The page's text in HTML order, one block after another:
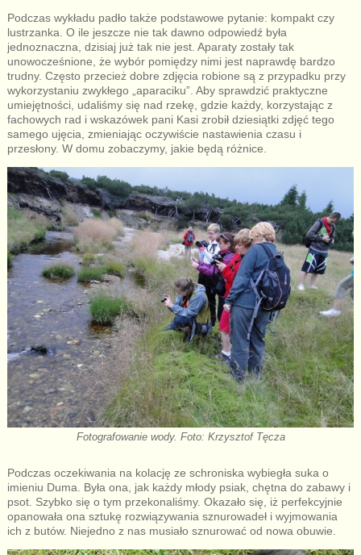
Podczas wykładu padło także podstawowe pytanie: kompakt czy
lustrzanka. O ile jeszcze nie tak dawno odpowiedź była
jednoznaczna, dzisiaj już tak nie jest. Aparaty zostały tak
unowocześnione, że wybór pomiędzy nimi jest naprawdę bardzo
trudny. Często przecież dobre zdjęcia robione są z przypadku przy
wykorzystaniu zwykłego „aparaciku”. Aby sprawdzić praktyczne
umiejętności, udaliśmy się nad rzekę, gdzie każdy, korzystając z
fachowych rad i wskazówek pani Kasi zrobił dziesiątki zdjęć tego
samego ujęcia, zmieniając oczywiście nastawienia czasu i
przesłony. W domu zobaczymy, jakie będą różnice.
Fotografowanie wody. Foto: Krzysztof Tęcza
Podczas oczekiwania na kolację ze schroniska wybiegła suka o
imieniu Duma. Była ona, jak każdy młody psiak, chętna do zabawy i
psot. Szybko się o tym przekonaliśmy. Okazało się, iż perfekcyjnie
opanowała ona sztukę rozwiązywania sznurowadeł i wyjmowania
ich z butów. Niejedno z nas musiało sznurować od nowa obuwie.